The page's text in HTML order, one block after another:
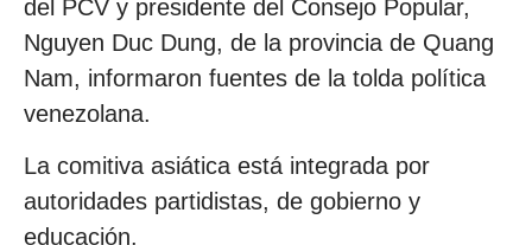
del PCV y presidente del Consejo Popular,
Nguyen Duc Dung, de la provincia de Quang
Nam, informaron fuentes de la tolda política
venezolana.
La comitiva asiática está integrada por
autoridades partidistas, de gobierno y
educación.